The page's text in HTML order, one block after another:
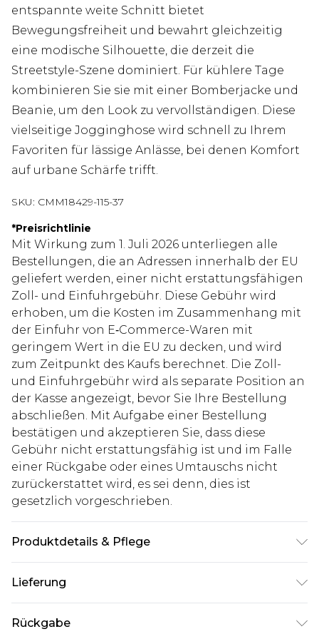
entspannte weite Schnitt bietet
Bewegungsfreiheit und bewahrt gleichzeitig
eine modische Silhouette, die derzeit die
Streetstyle-Szene dominiert. Für kühlere Tage
kombinieren Sie sie mit einer Bomberjacke und
Beanie, um den Look zu vervollständigen. Diese
vielseitige Jogginghose wird schnell zu Ihrem
Favoriten für lässige Anlässe, bei denen Komfort
auf urbane Schärfe trifft.
SKU: CMM18429-115-37
*Preisrichtlinie
Mit Wirkung zum 1. Juli 2026 unterliegen alle
Bestellungen, die an Adressen innerhalb der EU
geliefert werden, einer nicht erstattungsfähigen
Zoll- und Einfuhrgebühr. Diese Gebühr wird
erhoben, um die Kosten im Zusammenhang mit
der Einfuhr von E‑Commerce-Waren mit
geringem Wert in die EU zu decken, und wird
zum Zeitpunkt des Kaufs berechnet. Die Zoll-
und Einfuhrgebühr wird als separate Position an
der Kasse angezeigt, bevor Sie Ihre Bestellung
abschließen. Mit Aufgabe einer Bestellung
bestätigen und akzeptieren Sie, dass diese
Gebühr nicht erstattungsfähig ist und im Falle
einer Rückgabe oder eines Umtauschs nicht
zurückerstattet wird, es sei denn, dies ist
gesetzlich vorgeschrieben.
Produktdetails & Pflege
groß und trägt UK-Größe M/32
Lieferung
Deutschland Standardlieferung
€7.99
Rückgabe